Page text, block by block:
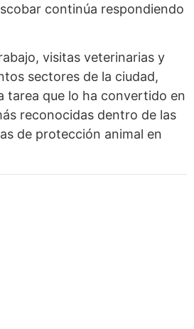
continúa respondiendo
visitas veterinarias y
sectores de la ciudad,
tarea que lo ha convertido en
reconocidas dentro de las
de protección animal en